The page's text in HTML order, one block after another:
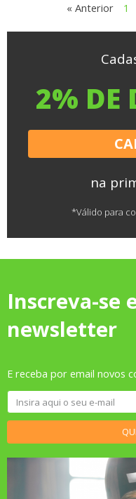
« Anterior 1
2% DE
na
*Válido para
Inscreva-se
newsletter
E receba por email novos